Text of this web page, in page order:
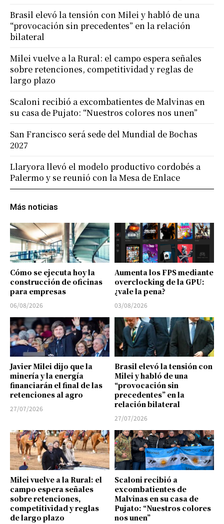
Más noticias
Cómo se ejecuta hoy la
construcción de oficinas
para empresas
06/08/2026
Aumenta los FPS mediante
overclocking de la GPU:
¿vale la pena?
03/08/2026
Javier Milei dijo que la
minería y la energía
financiarán el final de las
retenciones al agro
27/07/2026
Brasil elevó la tensión con
Milei y habló de una
“provocación sin
precedentes” en la
relación bilateral
27/07/2026
Milei vuelve a la Rural: el
campo espera señales
sobre retenciones,
competitividad y reglas
de largo plazo
Scaloni recibió a
excombatientes de
Malvinas en su casa de
Pujato: “Nuestros colores
nos unen”
Brasil elevó la tensión con Milei y habló de una
“provocación sin precedentes” en la relación
bilateral
Milei vuelve a la Rural: el campo espera señales
sobre retenciones, competitividad y reglas de
largo plazo
Scaloni recibió a excombatientes de Malvinas en
su casa de Pujato: “Nuestros colores nos unen”
San Francisco será sede del Mundial de Bochas
2027
Llaryora llevó el modelo productivo cordobés a
Palermo y se reunió con la Mesa de Enlace